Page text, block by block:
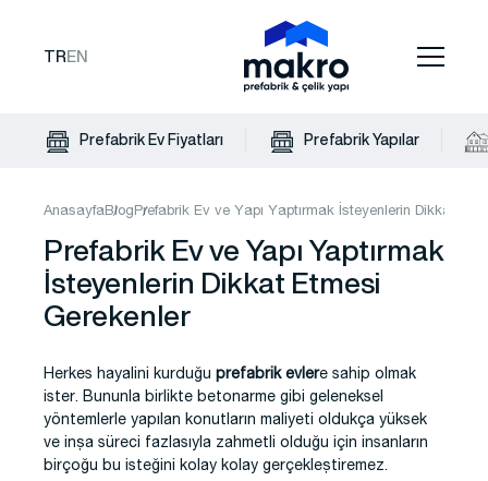
TR EN
Prefabrik Ev Fiyatları Prefabrik Yapılar
AnasayfaBlogPrefabrik Ev ve Yapı Yaptırmak İsteyenlerin Dikkat
Prefabrik Ev ve Yapı Yaptırmak
İsteyenlerin Dikkat Etmesi
Gerekenler
Herkes hayalini kurduğu prefabrik evlere sahip olmak
ister. Bununla birlikte betonarme gibi geleneksel
yöntemlerle yapılan konutların maliyeti oldukça yüksek
ve inşa süreci fazlasıyla zahmetli olduğu için insanların
birçoğu bu isteğini kolay kolay gerçekleştiremez.